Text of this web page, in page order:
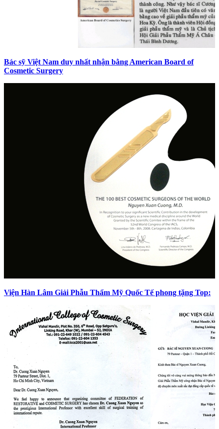
Bác sỹ Việt Nam duy nhất nhận bằng American Board of
Cosmetic Surgery
Viện Hàn Lâm Giải Phẫu Thẩm Mỹ Quốc Tế phong tặng Top: